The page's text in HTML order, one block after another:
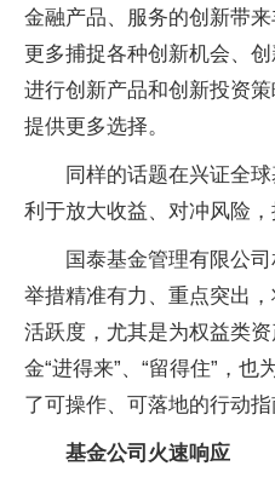
金融产品、服务的创新带
更多捕捉各种创新机会、
进行创新产品和创新投资
提供更多选择。
同样的话题在兴证全
利于放大收益、对冲风险，
国泰基金管理有限公
举措精准有力、重点突出
活跃度，尤其是为权益类
金“进得来”、“留得住”，
了可操作、可落地的行动指
基金公司火速响应